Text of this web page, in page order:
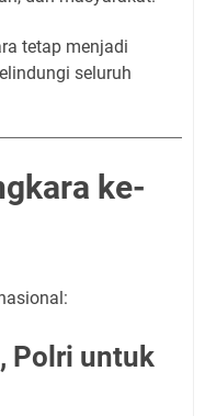
tetap menjadi
seluruh
ke-
Polri untuk